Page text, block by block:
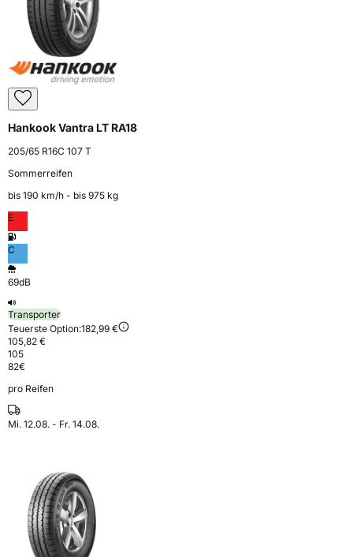
Hankook Vantra LT RA18
205/65 R16C 107 T
Sommerreifen
bis 190 km⁠/⁠h - bis 975 kg
E
C
69dB
Transporter
Teuerste Option:182,99 €
105,82 €
105
82€
pro Reifen
Mi. 12.08. - Fr. 14.08.